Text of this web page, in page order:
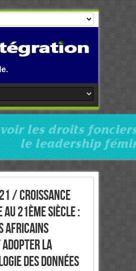
/ Croissance
21ème siècle :
africains
adopter la
des données